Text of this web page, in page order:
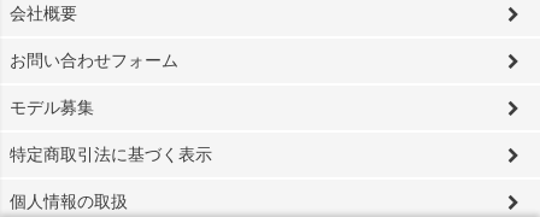
会社概要
お問い合わせフォーム
モデル募集
特定商取引法に基づく表示
個人情報の取扱